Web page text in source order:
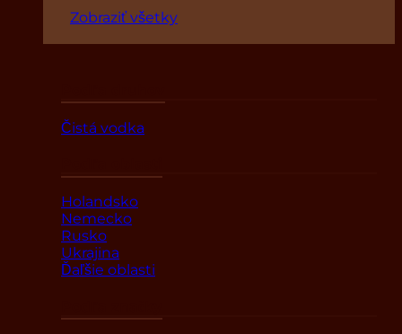
Zobraziť všetky
Čistá vodka
Holandsko
Nemecko
Rusko
Ukrajina
Ďaľšie oblasti